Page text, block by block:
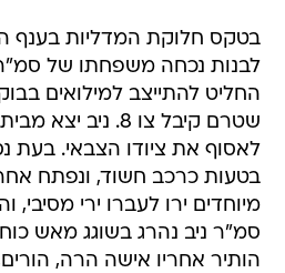
בטקס חלוקת המדליות בענף
לבנות נכחה משפחתו של סמ"ר
שטרם קיבל צו 8.
לאסוף את ציודו הצבאי. בעת
בטעות כרכב חשוד, ונפתח
מיוחדים ירו לעברו ירי מסיבי,
הותיר אחריו אישה הרה,